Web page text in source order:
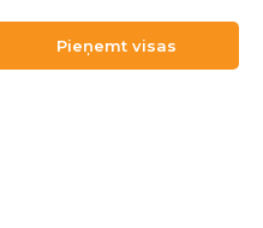
Pieņemt visas